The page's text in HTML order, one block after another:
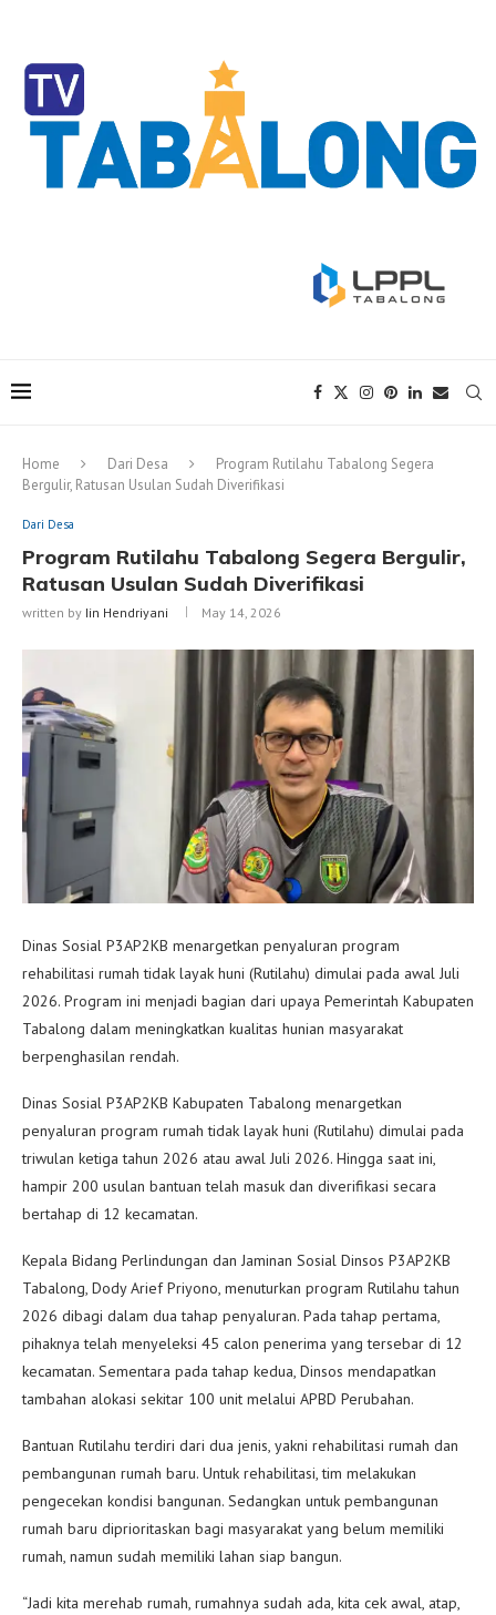
Home Dari Desa
Program Rutilahu Tabalong Segera
Bergulir, Ratusan Usulan Sudah Diverifikasi
Dari Desa
Program Rutilahu Tabalong Segera Bergulir,
Ratusan Usulan Sudah Diverifikasi
written by Iin Hendriyani May 14, 2026
Dinas Sosial P3AP2KB menargetkan penyaluran program
rehabilitasi rumah tidak layak huni (Rutilahu) dimulai pada awal Juli
2026. Program ini menjadi bagian dari upaya Pemerintah Kabupaten
Tabalong dalam meningkatkan kualitas hunian masyarakat
berpenghasilan rendah.
Dinas Sosial P3AP2KB Kabupaten Tabalong menargetkan
penyaluran program rumah tidak layak huni (Rutilahu) dimulai pada
triwulan ketiga tahun 2026 atau awal Juli 2026. Hingga saat ini,
hampir 200 usulan bantuan telah masuk dan diverifikasi secara
bertahap di 12 kecamatan.
Kepala Bidang Perlindungan dan Jaminan Sosial Dinsos P3AP2KB
Tabalong, Dody Arief Priyono, menuturkan program Rutilahu tahun
2026 dibagi dalam dua tahap penyaluran. Pada tahap pertama,
pihaknya telah menyeleksi 45 calon penerima yang tersebar di 12
kecamatan. Sementara pada tahap kedua, Dinsos mendapatkan
tambahan alokasi sekitar 100 unit melalui APBD Perubahan.
Bantuan Rutilahu terdiri dari dua jenis, yakni rehabilitasi rumah dan
pembangunan rumah baru. Untuk rehabilitasi, tim melakukan
pengecekan kondisi bangunan. Sedangkan untuk pembangunan
rumah baru diprioritaskan bagi masyarakat yang belum memiliki
rumah, namun sudah memiliki lahan siap bangun.
“Jadi kita merehab rumah, rumahnya sudah ada, kita cek awal, atap,